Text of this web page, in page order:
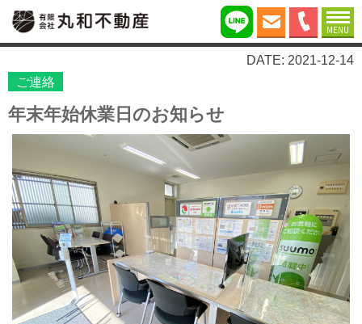
MENU
DATE: 2021-12-14
ご連絡
年末年始休業日のお知らせ